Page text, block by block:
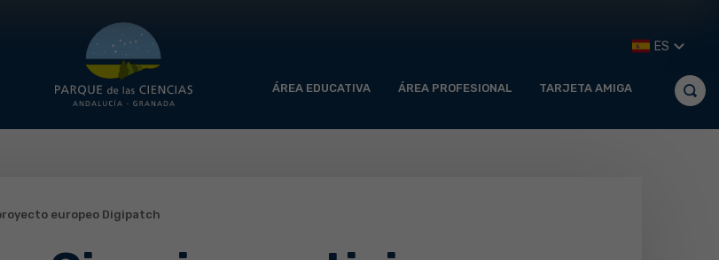
ÁREA EDUCATIVA ÁREA PROFESIONAL TARJETA AMIGA
ES
europeo Digipatch